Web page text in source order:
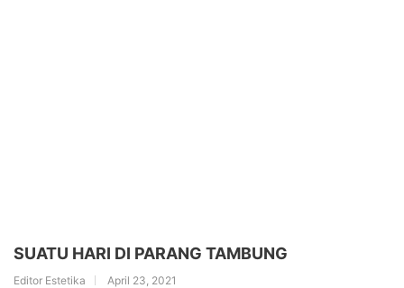
SUATU HARI DI PARANG TAMBUNG
Editor Estetika April 23, 2021